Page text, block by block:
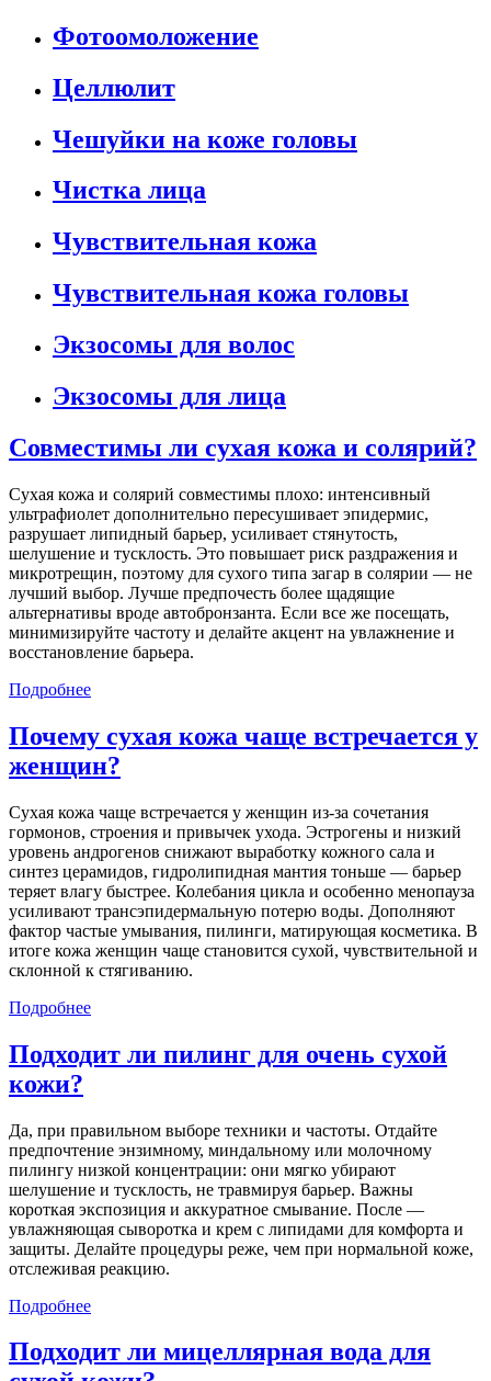
Фотоомоложение
Целлюлит
Чешуйки на коже головы
Чистка лица
Чувствительная кожа
Чувствительная кожа головы
Экзосомы для волос
Экзосомы для лица
Совместимы ли сухая кожа и солярий?
Сухая кожа и солярий совместимы плохо: интенсивный
ультрафиолет дополнительно пересушивает эпидермис,
разрушает липидный барьер, усиливает стянутость,
шелушение и тусклость. Это повышает риск раздражения и
микротрещин, поэтому для сухого типа загар в солярии — не
лучший выбор. Лучше предпочесть более щадящие
альтернативы вроде автобронзанта. Если все же посещать,
минимизируйте частоту и делайте акцент на увлажнение и
восстановление барьера.
Подробнее
Почему сухая кожа чаще встречается у
женщин?
Сухая кожа чаще встречается у женщин из‑за сочетания
гормонов, строения и привычек ухода. Эстрогены и низкий
уровень андрогенов снижают выработку кожного сала и
синтез церамидов, гидролипидная мантия тоньше — барьер
теряет влагу быстрее. Колебания цикла и особенно менопауза
усиливают трансэпидермальную потерю воды. Дополняют
фактор частые умывания, пилинги, матирующая косметика. В
итоге кожа женщин чаще становится сухой, чувствительной и
склонной к стягиванию.
Подробнее
Подходит ли пилинг для очень сухой
кожи?
Да, при правильном выборе техники и частоты. Отдайте
предпочтение энзимному, миндальному или молочному
пилингу низкой концентрации: они мягко убирают
шелушение и тусклость, не травмируя барьер. Важны
короткая экспозиция и аккуратное смывание. После —
увлажняющая сыворотка и крем с липидами для комфорта и
защиты. Делайте процедуры реже, чем при нормальной коже,
отслеживая реакцию.
Подробнее
Подходит ли мицеллярная вода для